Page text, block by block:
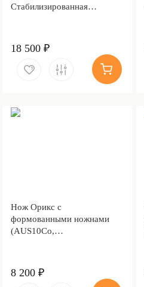
Стабилизированная
18 500 ₽
Нож Орикс с
формованными ножнами
(AUS10Co,
Обработка клинка
Stonewash)
8 200 ₽